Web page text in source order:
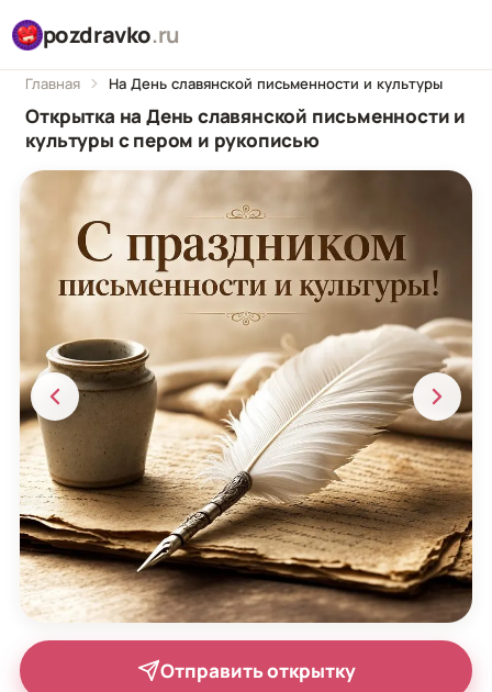
pozdravko.ru
Главная На День славянской письменности и культуры
Открытка на День славянской письменности и
культуры с пером и рукописью
Отправить открытку